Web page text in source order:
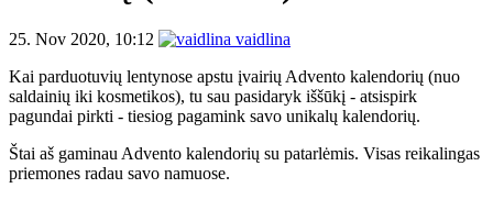
25. Nov 2020, 10:12
vaidlina
Kai parduotuvių lentynose apstu įvairių Advento kalendorių (nuo
saldainių iki kosmetikos), tu sau pasidaryk iššūkį - atsispirk
pagundai pirkti - tiesiog pagamink savo unikalų kalendorių.
Štai aš gaminau Advento kalendorių su patarlėmis. Visas reikalingas
priemones radau savo namuose.